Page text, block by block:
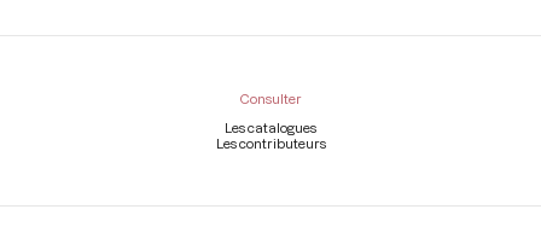
Consulter
Les catalogues
Les contributeurs